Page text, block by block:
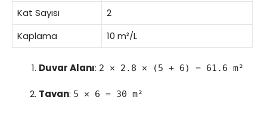
Kat Sayısı
2
Kaplama
10 m²/L
Duvar Alanı: 2 × 2.8 × (5 + 6) = 61.6 m²
Tavan: 5 × 6 = 30 m²